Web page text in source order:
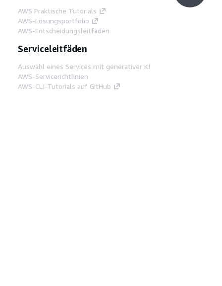
AWS Praktische Tutorials
AWS-Lösungsportfolio
AWS-Entscheidungsleitfäden
Serviceleitfäden
Auswahl eines Services mit generativer KI
AWS-Servicerichtlinien
AWS-CLI-Tutorials auf GitHub